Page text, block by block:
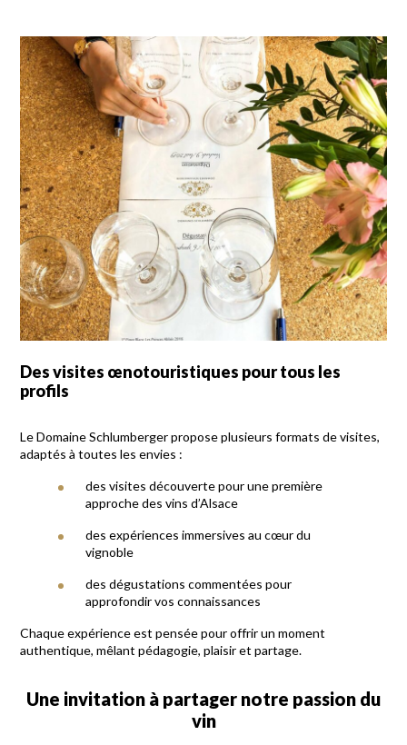
Des visites œnotouristiques pour tous les
profils
Le Domaine Schlumberger propose plusieurs formats de visites,
adaptés à toutes les envies :
des visites découverte pour une première
approche des vins d’Alsace
des expériences immersives au cœur du
vignoble
des dégustations commentées pour
approfondir vos connaissances
Chaque expérience est pensée pour offrir un moment
authentique, mêlant pédagogie, plaisir et partage.
Une invitation à partager notre passion du
vin